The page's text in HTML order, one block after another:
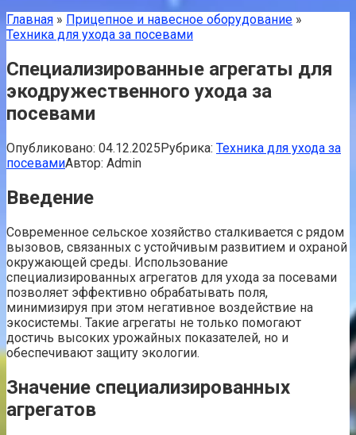
Главная » Прицепное и навесное оборудование »
Техника для ухода за посевами
Специализированные агрегаты для
экодружественного ухода за
посевами
Опубликовано: 04.12.2025Рубрика: Техника для ухода за
посевамиАвтор: Admin
Введение
Современное сельское хозяйство сталкивается с рядом
вызовов, связанных с устойчивым развитием и охраной
окружающей среды. Использование
специализированных агрегатов для ухода за посевами
позволяет эффективно обрабатывать поля,
минимизируя при этом негативное воздействие на
экосистемы. Такие агрегаты не только помогают
достичь высоких урожайных показателей, но и
обеспечивают защиту экологии.
Значение специализированных
агрегатов